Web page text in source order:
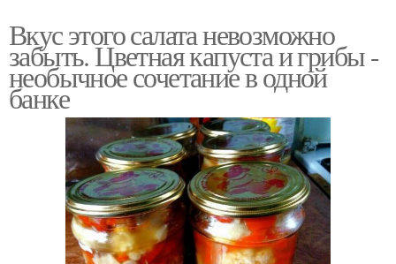
Вкус этого салата невозможно
забыть. Цветная капуста и грибы -
необычное сочетание в одной
банке